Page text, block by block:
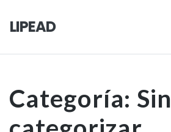
LIPEAD
Categoría: Sin